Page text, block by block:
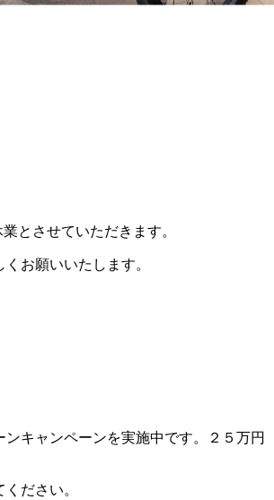
とさせていただきます。
お願いいたします。
キャンペーンを実施中です。２５万
ださい。